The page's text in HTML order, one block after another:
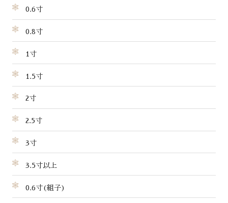
0.6寸
0.8寸
1寸
1.5寸
2寸
2.5寸
3寸
3.5寸以上
0.6寸(組子)